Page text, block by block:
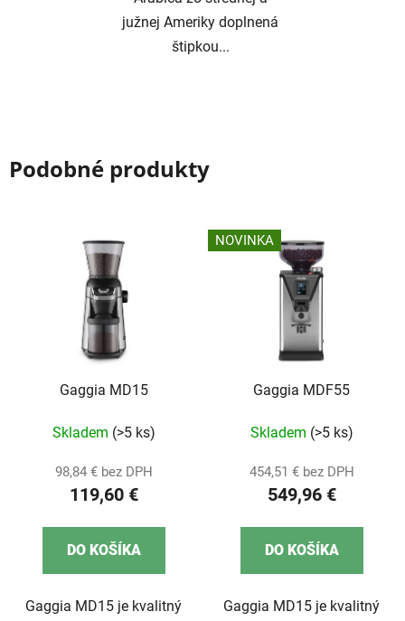
južnej Ameriky doplnená
štipkou...
Podobné produkty
Gaggia MD15
Skladem (>5 ks)
98,84 € bez DPH
119,60 €
DO KOŠÍKA
Gaggia MD15 je kvalitný
NOVINKA
Gaggia MDF55
Skladem (>5 ks)
454,51 € bez DPH
549,96 €
DO KOŠÍKA
Gaggia MD15 je kvalitný